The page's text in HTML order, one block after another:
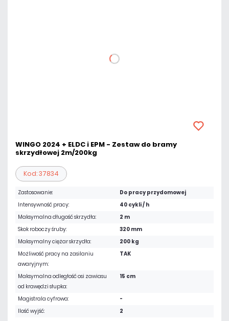
WINGO 2024 + ELDC i EPM - Zestaw do bramy
skrzydłowej 2m/200kg
Kod: 37834
Zastosowanie:
Do pracy przydomowej
Intensywność pracy:
40 cykli / h
Maksymalna długość skrzydła:
2 m
Skok roboczy śruby:
320 mm
Maksymalny ciężar skrzydła:
200 kg
Możliwość pracy na zasilaniu
awaryjnym:
TAK
Maksymalna odległość osi zawiasu
od krawędzi słupka:
15 cm
Magistrala cyfrowa:
-
Ilość wyjść:
2